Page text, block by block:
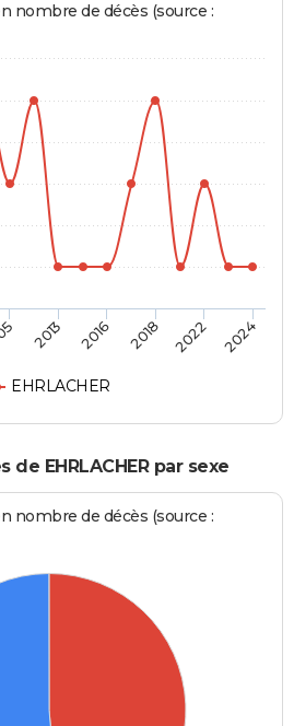
nombre de décès (source :
EHRLACHER
2013 2016 2018 2022 2024
EHRLACHER par sexe
nombre de décès (source :